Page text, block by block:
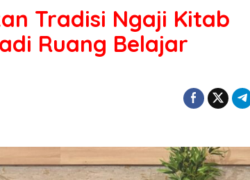
Tradisi Ngaji Kitab
Ruang Belajar